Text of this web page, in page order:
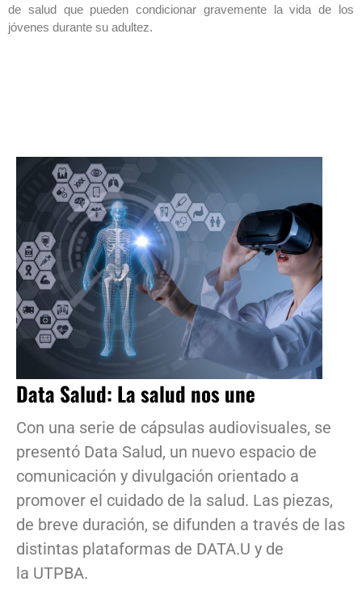
de salud que pueden condicionar gravemente la vida de los
jóvenes durante su adultez.
Data Salud: La salud nos une
Con una serie de cápsulas audiovisuales, se
presentó Data Salud, un nuevo espacio de
comunicación y divulgación orientado a
promover el cuidado de la salud. Las piezas,
de breve duración, se difunden a través de las
distintas plataformas de DATA.U y de
la UTPBA.